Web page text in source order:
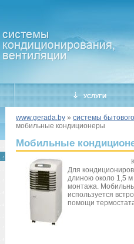
УСЛУГИ
www.gerada.by » системы
мобильные кондиционеры
Мобильные
Для
длиною около 1,5
монтажа.
используется
помощи